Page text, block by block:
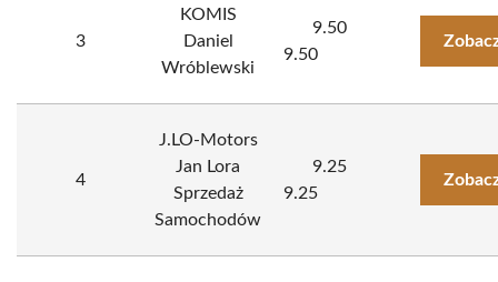
3
KOMIS
Daniel
Wróblewski
9.50
9.50
4
J.LO-Motors
Jan Lora
Sprzedaż
Samochodów
9.25
9.25